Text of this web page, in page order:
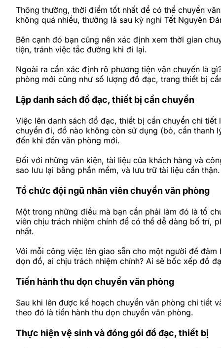
Thông thường, thời điểm tốt nhất để có thể chuyển
không quá nhiều, thường là sau kỳ nghỉ Tết Nguyên
Bên cạnh đó bạn cũng nên xác định xem thời gian
tiện, tránh việc tắc đường khi đi lại.
Ngoài ra cần xác định rõ phương tiện vận chuyển là
phòng mới cũng như số lượng đồ đạc, trang thiết bị
Lập danh sách đồ đạc, thiết bị cần chuyển
Việc lên danh sách đồ đạc, thiết bị cần chuyển chi
chuyển đi, đồ nào không còn sử dụng (bỏ, cần
đến khi đến văn phòng mới.
Đối với những văn kiện, tài liệu của khách hàng và
sao lưu lại bằng phần mềm, và lưu trữ tài liệu cẩn
Tổ chức đội ngũ nhân viên chuyển văn phòng
Một trong những điều mà bạn cần phải làm đó là tổ
viên chịu trách nhiệm chính để có thể dễ dàng bố trí,
nhất.
Với mỗi công việc lên giao sẵn cho một người để
dọn đồ, ai chịu trách nhiệm chính? Ai sẽ bốc xếp đồ
Tiến hành thu dọn chuyển văn phòng
Sau khi lên được kế hoạch chuyển văn phòng chi tiết
theo đó là tiến hành thu dọn chuyển văn phòng.
Thực hiện vệ sinh và đóng gói đồ đạc, thiết bị